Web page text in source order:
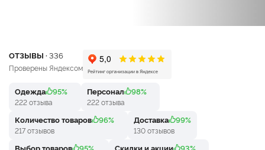
ОТЗЫВЫ ·336
Проверены Яндексом
Одежда 95%
222 отзыва
Персонал 98%
222 отзыва
Количество товаров 96%
217 отзывов
Доставка 99%
130 отзывов
Выбор товаров 95% Скидки и акции 93%